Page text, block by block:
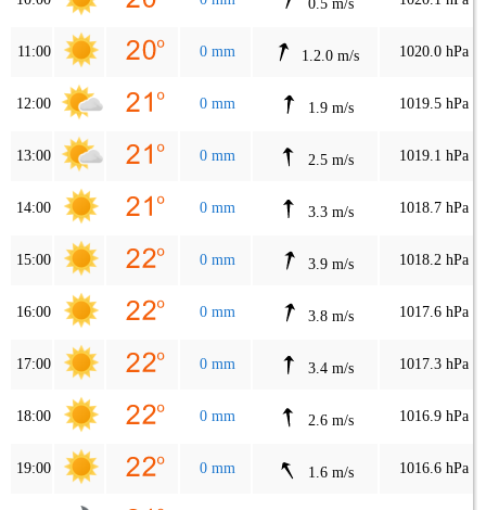
0.5 m/s
11:00 0 mm 1.2.0 m/s 1020.0 hPa
12:00 0 mm 1.9 m/s 1019.5 hPa
13:00 0 mm 2.5 m/s 1019.1 hPa
14:00 0 mm 3.3 m/s 1018.7 hPa
15:00 0 mm 3.9 m/s 1018.2 hPa
16:00 0 mm 3.8 m/s 1017.6 hPa
17:00 0 mm 3.4 m/s 1017.3 hPa
18:00 0 mm 2.6 m/s 1016.9 hPa
19:00 0 mm 1.6 m/s 1016.6 hPa